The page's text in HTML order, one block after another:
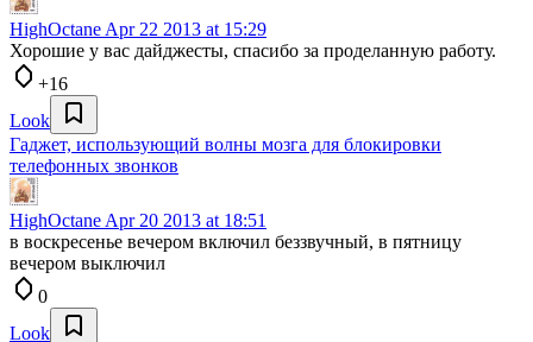
HighOctane Apr 22 2013 at 15:29
Хорошие у вас дайджесты, спасибо за проделанную работу.
+16
Look
Гаджет, использующий волны мозга для блокировки
телефонных звонков
HighOctane Apr 20 2013 at 18:51
в воскресенье вечером включил беззвучный, в пятницу
вечером выключил
0
Look